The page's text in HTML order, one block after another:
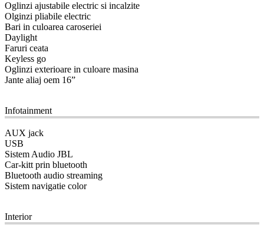
Oglinzi ajustabile electric si incalzite
Olginzi pliabile electric
Bari in culoarea caroseriei
Daylight
Faruri ceata
Keyless go
Oglinzi exterioare in culoare masina
Jante aliaj oem 16”
Infotainment
AUX jack
USB
Sistem Audio JBL
Car-kitt prin bluetooth
Bluetooth audio streaming
Sistem navigatie color
Interior